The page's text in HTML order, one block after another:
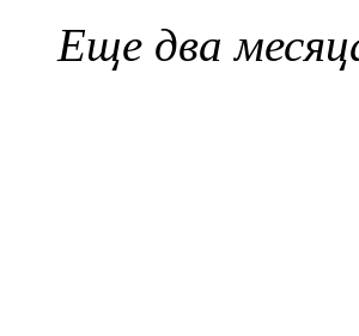
Еще два